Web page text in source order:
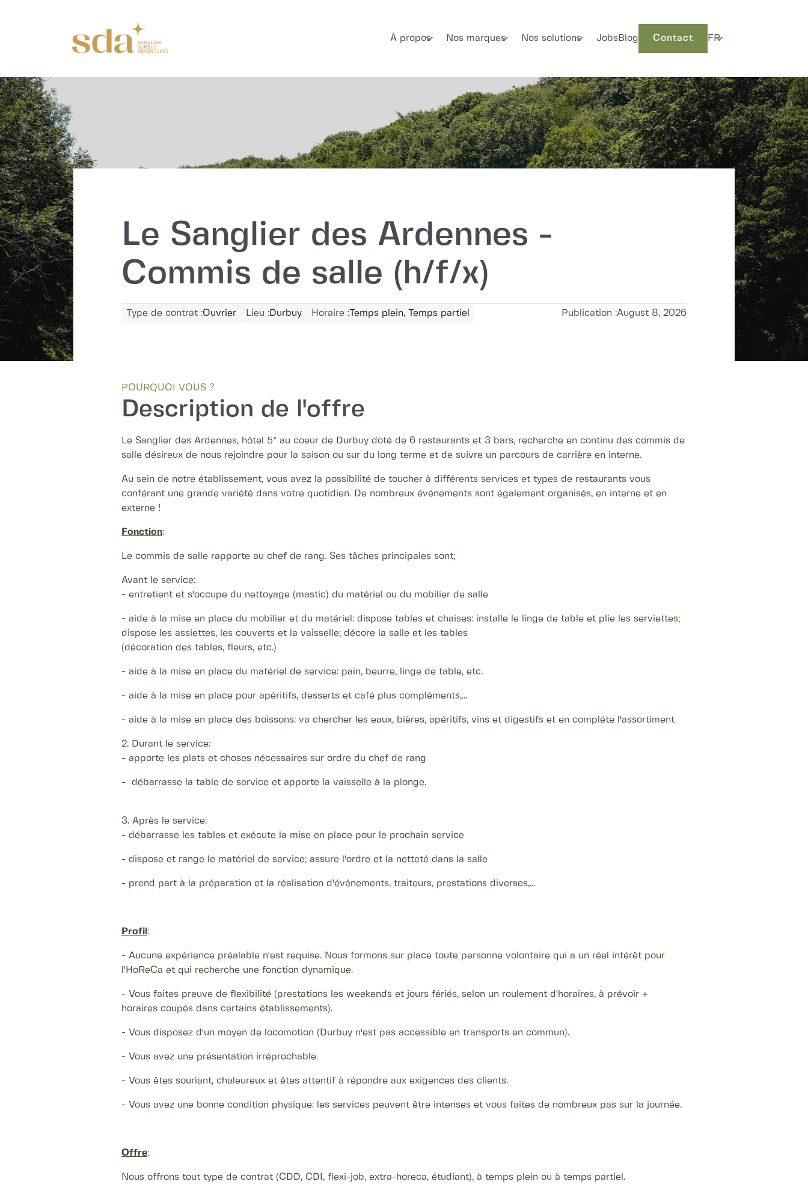
À propos Nos marques Nos solutions Jobs Blog Contact FR
Le Sanglier des Ardennes -
Commis de salle (h/f/x)
Type de contrat :Ouvrier Lieu : Durbuy Horaire : Temps plein, Temps partiel Publication :August 8, 2026
POURQUOI VOUS ?
Description de l'offre
Le Sanglier des Ardennes, hôtel 5* au coeur de Durbuy doté de 6 restaurants et 3 bars, recherche en continu des commis de
salle désireux de nous rejoindre pour la saison ou sur du long terme et de suivre un parcours de carrière en interne.
Au sein de notre établissement, vous avez la possibilité de toucher à différents services et types de restaurants vous
conférant une grande variété dans votre quotidien. De nombreux événements sont également organisés, en interne et en
externe !
Fonction:
Le commis de salle rapporte au chef de rang. Ses tâches principales sont;
Avant le service:
- entretient et s'occupe du nettoyage (mastic) du matériel ou du mobilier de salle
- aide à la mise en place du mobilier et du matériel: dispose tables et chaises: installe le linge de table et plie les serviettes;
dispose les assiettes, les couverts et la vaisselle; décore la salle et les tables
(décoration des tables, fleurs, etc.)
- aide à la mise en place du matériel de service: pain, beurre, linge de table, etc.
- aide à la mise en place pour apéritifs, desserts et café plus compléments,...
- aide à la mise en place des boissons: va chercher les eaux, bières, apéritifs, vins et digestifs et en compléte l'assortiment
2. Durant le service:
- apporte les plats et choses nécessaires sur ordre du chef de rang
- débarrasse la table de service et apporte la vaisselle à la plonge.
3. Après le service:
- débarrasse les tables et exécute la mise en place pour le prochain service
- dispose et range le matériel de service; assure l'ordre et la netteté dans la salle
- prend part à la préparation et la réalisation d'événements, traiteurs, prestations diverses,...
Profil :
- Aucune expérience préalable n'est requise. Nous formons sur place toute personne volontaire qui a un réel intérêt pour
l'HoReCa et qui recherche une fonction dynamique.
- Vous faites preuve de flexibilité (prestations les weekends et jours fériés, selon un roulement d'horaires, à prévoir +
horaires coupés dans certains établissements).
- Vous disposez d'un moyen de locomotion (Durbuy n'est pas accessible en transports en commun).
- Vous avez une présentation irréprochable.
- Vous êtes souriant, chaleureux et êtes attentif à répondre aux exigences des clients.
- Vous avez une bonne condition physique: les services peuvent être intenses et vous faites de nombreux pas sur la journée.
Offre:
Nous offrons tout type de contrat (CDD, CDI, flexi-job, extra-horeca, étudiant), à temps plein ou à temps partiel.